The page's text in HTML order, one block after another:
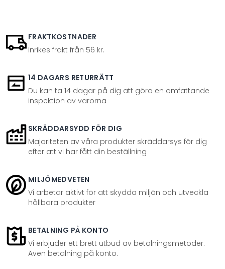
FRAKTKOSTNADER
Inrikes frakt från 56 kr.
14 DAGARS RETURRÄTT
Du kan ta 14 dagar på dig att göra en omfattande
inspektion av varorna
SKRÄDDARSYDD FÖR DIG
Majoriteten av våra produkter skräddarsys för dig
efter att vi har fått din beställning
MILJÖMEDVETEN
Vi arbetar aktivt för att skydda miljön och utveckla
hållbara produkter
BETALNING PÅ KONTO
Vi erbjuder ett brett utbud av betalningsmetoder.
Även betalning på konto.